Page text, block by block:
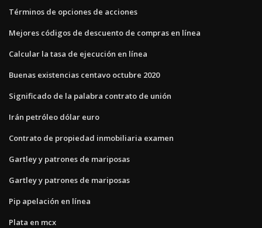
Términos de opciones de acciones
Mejores códigos de descuento de compras en línea
Calcular la tasa de ejecución en línea
Buenas existencias centavo octubre 2020
Significado de la palabra contrato de unión
Irán petróleo dólar euro
Contrato de propiedad inmobiliaria examen
Gartley y patrones de mariposas
Gartley y patrones de mariposas
Pip apelación en línea
Plata en mcx